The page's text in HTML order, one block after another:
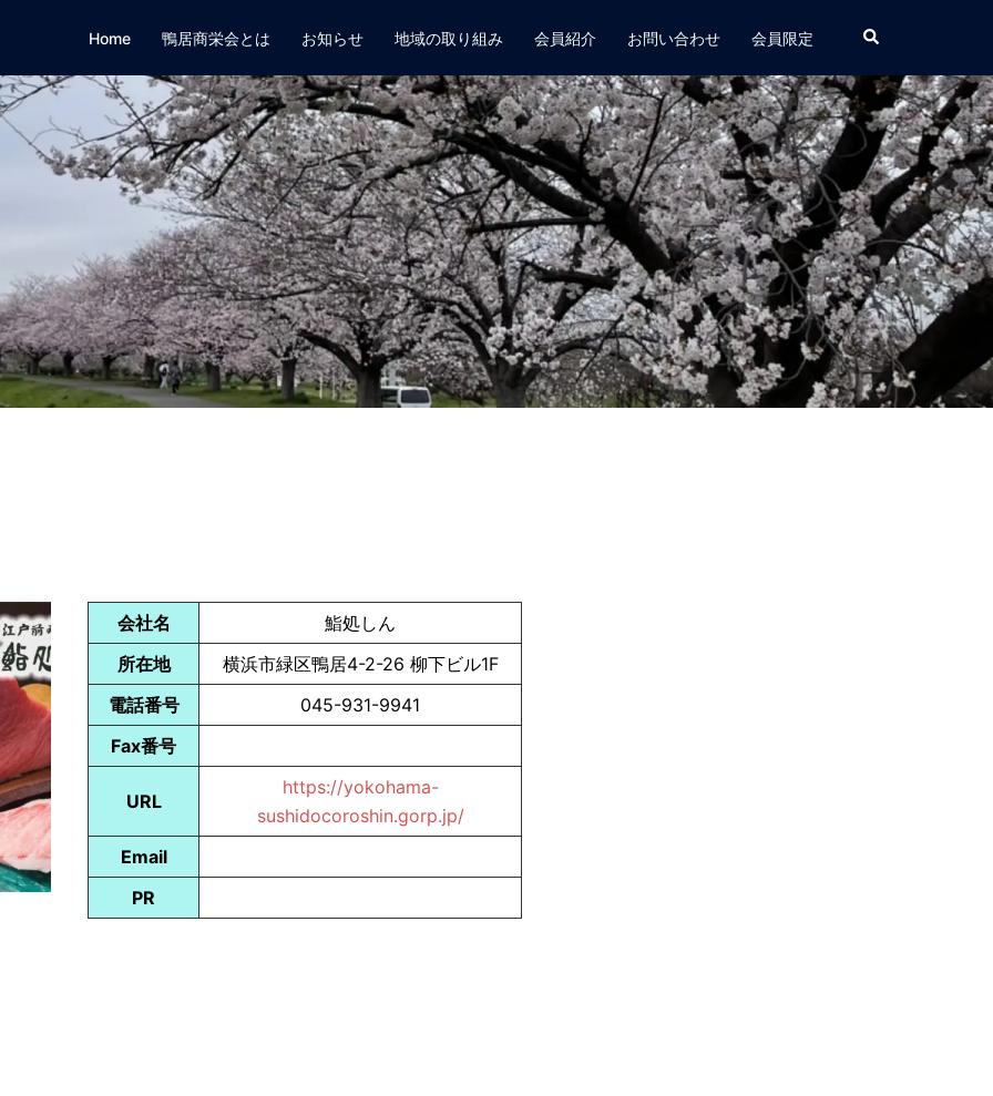
Home 鴨居商栄会とは お知らせ 地域の取り組み 会員紹介 お問い合わせ 会員限定
会社名
鮨処しん
所在地
横浜市緑区鴨居4-2-26 柳下ビル1F
電話番号
045-931-9941
Fax番号
URL
https://yokohama-
sushidocoroshin.gorp.jp/
Email
PR